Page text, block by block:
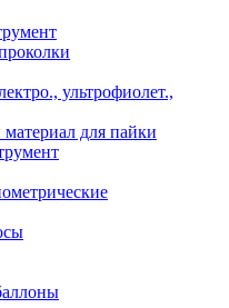
ультрофиолет.,
для пайки